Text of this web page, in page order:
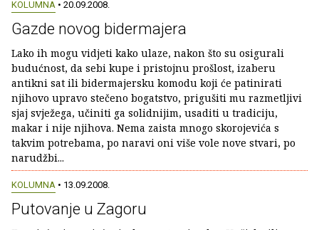
KOLUMNA • 20.09.2008.
Gazde novog bidermajera
Lako ih mogu vidjeti kako ulaze, nakon što su osigurali
budućnost, da sebi kupe i pristojnu prošlost, izaberu
antikni sat ili bidermajersku komodu koji će patinirati
njihovo upravo stečeno bogatstvo, prigušiti mu razmetljivi
sjaj svježega, učiniti ga solidnijim, usaditi u tradiciju,
makar i nije njihova. Nema zaista mnogo skorojevića s
takvim potrebama, po naravi oni više vole nove stvari, po
narudžbi...
KOLUMNA • 13.09.2008.
Putovanje u Zagoru